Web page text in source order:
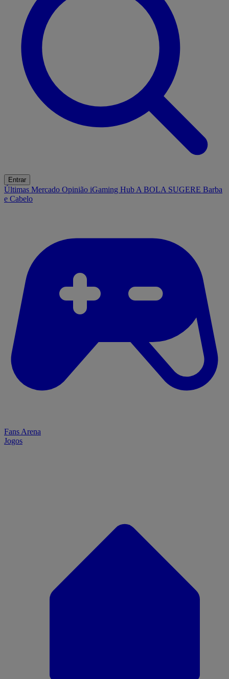
Entrar
Últimas Mercado Opinião iGaming Hub A BOLA SUGERE Barba
e Cabelo
Fans Arena
Jogos